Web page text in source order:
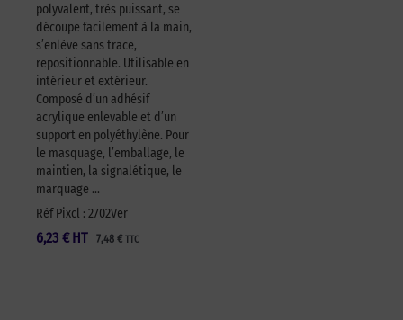
polyvalent, très puissant, se
découpe facilement à la main,
s’enlève sans trace,
repositionnable. Utilisable en
intérieur et extérieur.
Composé d’un adhésif
acrylique enlevable et d’un
support en polyéthylène. Pour
le masquage, l’emballage, le
maintien, la signalétique, le
marquage …
Réf Pixcl : 2702Ver
6,23 € 7,48 € TTC
HT